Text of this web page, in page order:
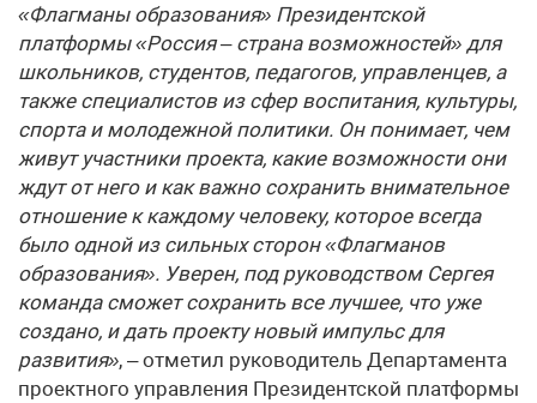
«Флагманы образования» Президентской
платформы «Россия – страна возможностей» для
школьников, студентов, педагогов, управленцев, а
также специалистов из сфер воспитания, культуры,
спорта и молодежной политики. Он понимает, чем
живут участники проекта, какие возможности они
ждут от него и как важно сохранить внимательное
отношение к каждому человеку, которое всегда
было одной из сильных сторон «Флагманов
образования». Уверен, под руководством Сергея
команда сможет сохранить все лучшее, что уже
создано, и дать проекту новый импульс для
развития», – отметил руководитель Департамента
проектного управления Президентской платформы